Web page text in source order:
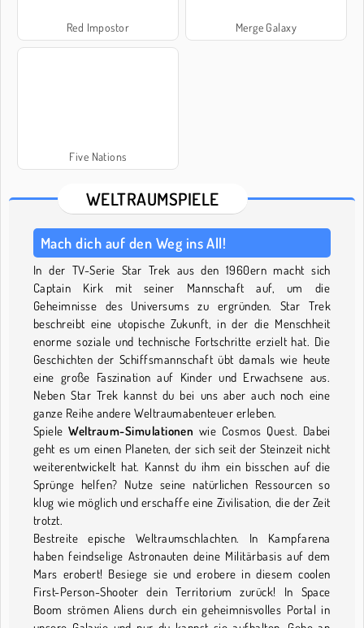
Red Impostor Merge Galaxy
Five Nations
WELTRAUMSPIELE
Mach dich auf den Weg ins All!
In der TV-Serie Star Trek aus den 1960ern macht sich
Captain Kirk mit seiner Mannschaft auf, um die
Geheimnisse des Universums zu ergründen. Star Trek
beschreibt eine utopische Zukunft, in der die Menschheit
enorme soziale und technische Fortschritte erzielt hat. Die
Geschichten der Schiffsmannschaft übt damals wie heute
eine große Faszination auf Kinder und Erwachsene aus.
Neben Star Trek kannst du bei uns aber auch noch eine
ganze Reihe andere Weltraumabenteuer erleben.
SpieleWeltraum-Simulationen wie Cosmos Quest. Dabei
geht es um einen Planeten, der sich seit der Steinzeit nicht
weiterentwickelt hat. Kannst du ihm ein bisschen auf die
Sprünge helfen? Nutze seine natürlichen Ressourcen so
klug wie möglich und erschaffe eine Zivilisation, die der Zeit
trotzt.
Bestreite epische Weltraumschlachten. In Kampfarena
haben feindselige Astronauten deine Militärbasis auf dem
Mars erobert! Besiege sie und erobere in diesem coolen
First-Person-Shooter dein Territorium zurück! In Space
Boom strömen Aliens durch ein geheimnisvolles Portal in